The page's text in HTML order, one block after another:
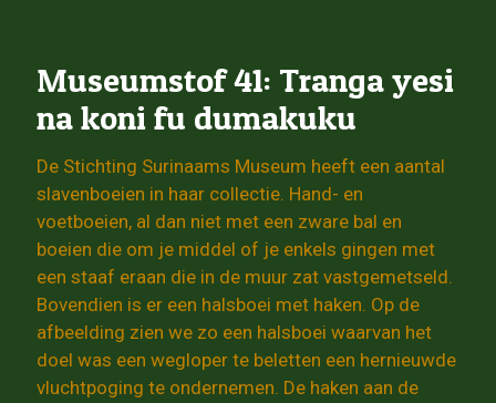
Museumstof 41: Tranga yesi
na koni fu dumakuku
De Stichting Surinaams Museum heeft een aantal
slavenboeien in haar collectie. Hand- en
voetboeien, al dan niet met een zware bal en
boeien die om je middel of je enkels gingen met
een staaf eraan die in de muur zat vastgemetseld.
Bovendien is er een halsboei met haken. Op de
afbeelding zien we zo een halsboei waarvan het
doel was een wegloper te beletten een hernieuwde
vluchtpoging te ondernemen. De haken aan de